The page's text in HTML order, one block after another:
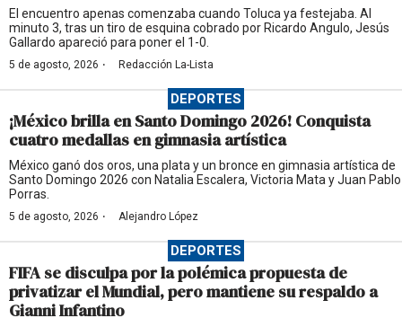
El encuentro apenas comenzaba cuando Toluca ya festejaba. Al
minuto 3, tras un tiro de esquina cobrado por Ricardo Angulo, Jesús
Gallardo apareció para poner el 1-0.
5 de agosto, 2026 · Redacción La-Lista
DEPORTES
¡México brilla en Santo Domingo 2026! Conquista
cuatro medallas en gimnasia artística
México ganó dos oros, una plata y un bronce en gimnasia artística de
Santo Domingo 2026 con Natalia Escalera, Victoria Mata y Juan Pablo
Porras.
5 de agosto, 2026 · Alejandro López
DEPORTES
FIFA se disculpa por la polémica propuesta de
privatizar el Mundial, pero mantiene su respaldo a
Gianni Infantino